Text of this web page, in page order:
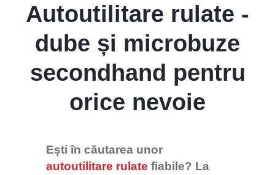
Autoutilitare rulate -
dube și microbuze
secondhand pentru
orice nevoie
Ești în căutarea unor
autoutilitare rulate fiabile? La